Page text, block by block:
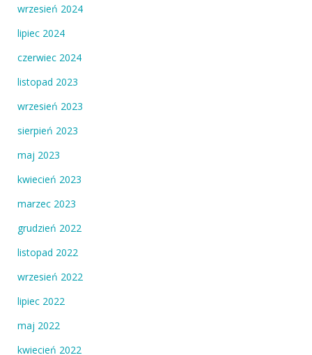
wrzesień 2024
lipiec 2024
czerwiec 2024
listopad 2023
wrzesień 2023
sierpień 2023
maj 2023
kwiecień 2023
marzec 2023
grudzień 2022
listopad 2022
wrzesień 2022
lipiec 2022
maj 2022
kwiecień 2022